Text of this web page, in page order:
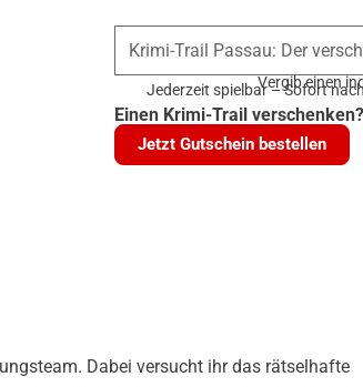
Vergib einen
Jederzeit spielbar – Sofort
Einen Krimi-Trail verschenken?
Jetzt Gutschein bestellen
Dabei versucht ihr das rätselhafte